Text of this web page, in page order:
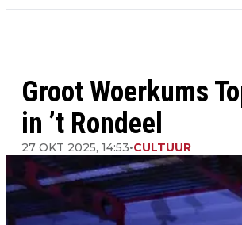
Groot Woerkums
in ’t Rondeel
27 OKT 2025, 14:53•CULTUUR